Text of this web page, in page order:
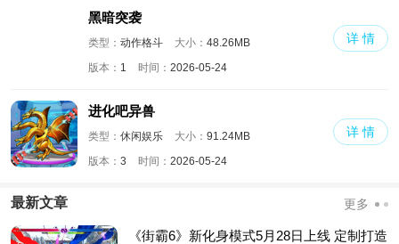
黑暗突袭
类型： 动作格斗 大小： 48.26MB
版本： 1 时间： 2026-05-24
详 情
进化吧异兽
类型： 休闲娱乐 大小： 91.24MB
版本： 3 时间： 2026-05-24
详 情
最新文章 更多
《街霸6》新化身模式5月28日上线 定制打造